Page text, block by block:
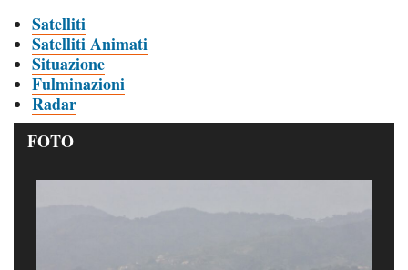
Satelliti
Satelliti Animati
Situazione
Fulminazioni
Radar
FOTO